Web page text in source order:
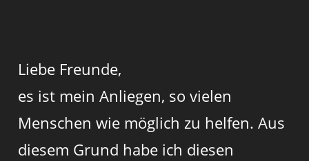
Liebe Freunde,
es ist mein Anliegen, so vielen
Menschen wie möglich zu helfen. Aus
diesem Grund habe ich diesen